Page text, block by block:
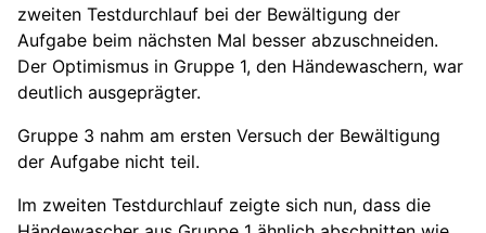
zweiten Testdurchlauf bei der Bewältigung der
Aufgabe beim nächsten Mal besser abzuschneiden.
Der Optimismus in Gruppe 1, den Händewaschern, war
deutlich ausgeprägter.
Gruppe 3 nahm am ersten Versuch der Bewältigung
der Aufgabe nicht teil.
Im zweiten Testdurchlauf zeigte sich nun, dass die